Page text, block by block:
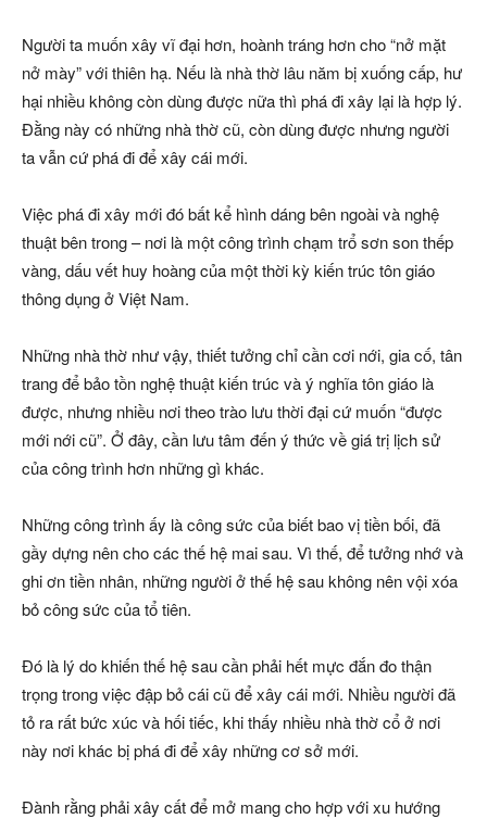
Người ta muốn xây vĩ đại hơn, hoành tráng hơn cho “nở mặt
nở mày” với thiên hạ. Nếu là nhà thờ lâu năm bị xuống cấp, hư
hại nhiều không còn dùng được nữa thì phá đi xây lại là hợp lý.
Đằng này có những nhà thờ cũ, còn dùng được nhưng người
ta vẫn cứ phá đi để xây cái mới.
Việc phá đi xây mới đó bất kể hình dáng bên ngoài và nghệ
thuật bên trong – nơi là một công trình chạm trổ sơn son thếp
vàng, dấu vết huy hoàng của một thời kỳ kiến trúc tôn giáo
thông dụng ở Việt Nam.
Những nhà thờ như vậy, thiết tưởng chỉ cần cơi nới, gia cố, tân
trang để bảo tồn nghệ thuật kiến trúc và ý nghĩa tôn giáo là
được, nhưng nhiều nơi theo trào lưu thời đại cứ muốn “được
mới nới cũ”. Ở đây, cần lưu tâm đến ý thức về giá trị lịch sử
của công trình hơn những gì khác.
Những công trình ấy là công sức của biết bao vị tiền bối, đã
gầy dựng nên cho các thế hệ mai sau. Vì thế, để tưởng nhớ và
ghi ơn tiền nhân, những người ở thế hệ sau không nên vội xóa
bỏ công sức của tổ tiên.
Đó là lý do khiến thế hệ sau cần phải hết mực đắn đo thận
trọng trong việc đập bỏ cái cũ để xây cái mới. Nhiều người đã
tỏ ra rất bức xúc và hối tiếc, khi thấy nhiều nhà thờ cổ ở nơi
này nơi khác bị phá đi để xây những cơ sở mới.
Đành rằng phải xây cất để mở mang cho hợp với xu hướng